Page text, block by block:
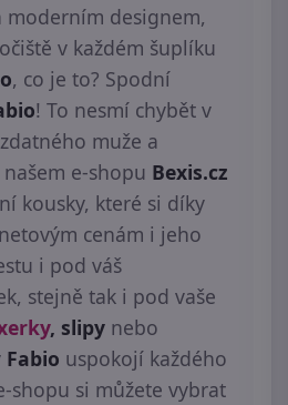
moderním designem,
v každém šuplíku
, co je to? Spodní
! To nesmí chybět v
muže a
e-shopu Bexis.cz
kousky, které si díky
cenám i jeho
i pod váš
stejně tak i pod vaše
, slipy nebo
Fabio uspokojí každého
shopu si můžete vybrat